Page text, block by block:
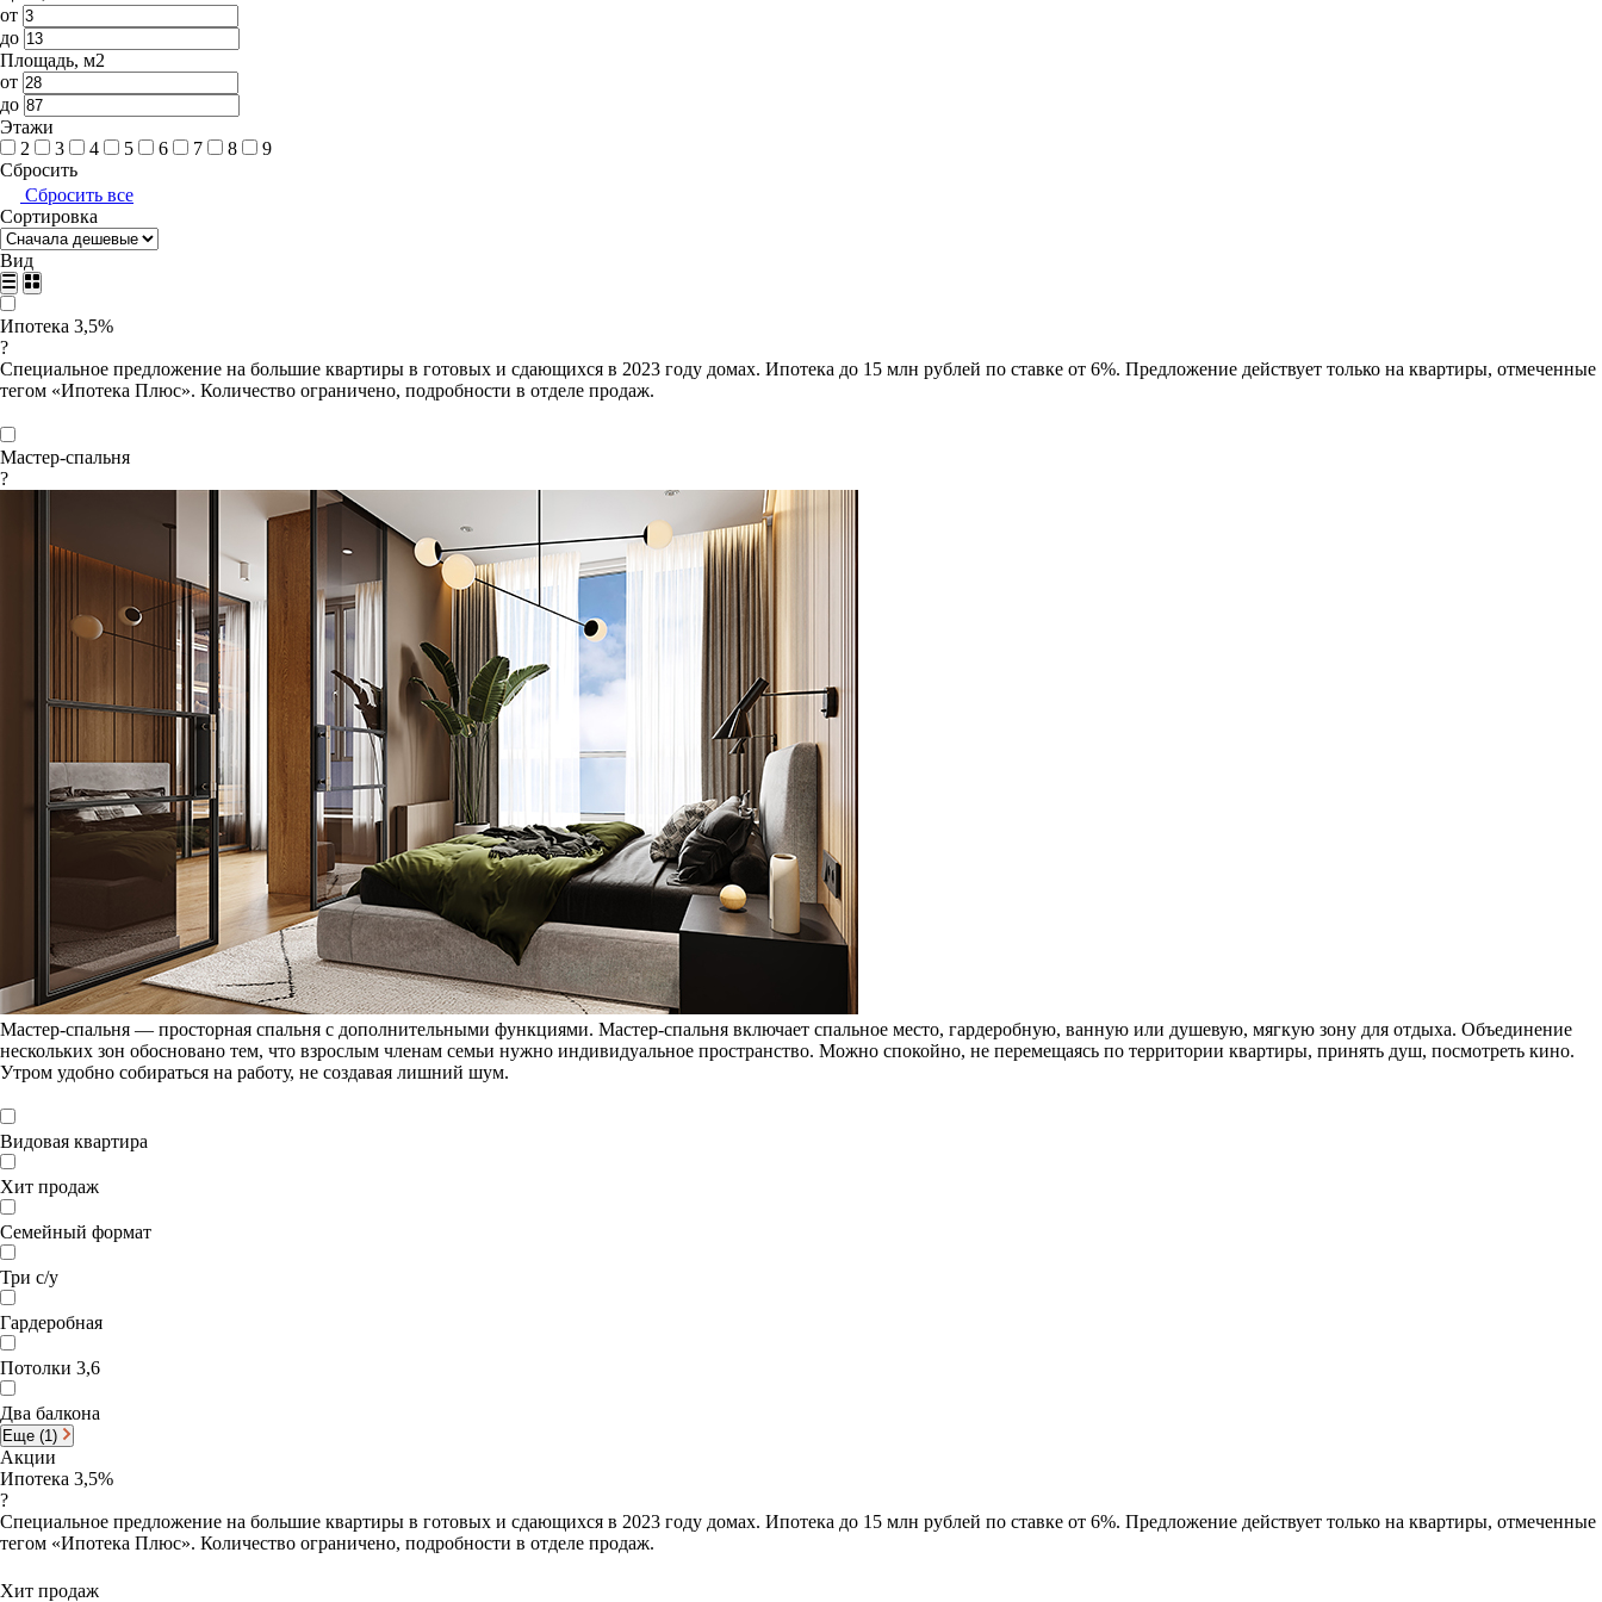
от
до
Площадь, м2
от
до
Этажи
2
3 4 5 6 7 8
9
Сбросить
Сбросить все
Сортировка
Вид
Ипотека 3,5%
?
Специальное предложение на большие квартиры в готовых и сдающихся в 2023 году домах. Ипотека до 15 млн рублей по ставке от 6%. Предложение действует только на квартиры, отмеченные
тегом «Ипотека Плюс». Количество ограничено, подробности в отделе продаж.
Мастер-спальня
?
Мастер-спальня — просторная спальня с дополнительными функциями. Мастер-спальня включает спальное место, гардеробную, ванную или душевую, мягкую зону для отдыха. Объединение
нескольких зон обосновано тем, что взрослым членам семьи нужно индивидуальное пространство. Можно спокойно, не перемещаясь по территории квартиры, принять душ, посмотреть кино.
Утром удобно собираться на работу, не создавая лишний шум.
Видовая квартира
Хит продаж
Семейный формат
Три с/у
Гардеробная
Потолки 3,6
Два балкона
Еще (1)
Акции
Ипотека 3,5%
?
Специальное предложение на большие квартиры в готовых и сдающихся в 2023 году домах. Ипотека до 15 млн рублей по ставке от 6%. Предложение действует только на квартиры, отмеченные
тегом «Ипотека Плюс». Количество ограничено, подробности в отделе продаж.
Хит продаж